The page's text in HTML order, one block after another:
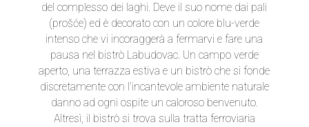
del complesso dei laghi. Deve il suo nome dai pali
(prošće) ed è decorato con un colore blu-verde
intenso che vi incoraggerà a fermarvi e fare una
pausa nel bistrò Labudovac. Un campo verde
aperto, una terrazza estiva e un bistrò che si fonde
discretamente con l'incantevole ambiente naturale
danno ad ogni ospite un caloroso benvenuto.
Altresì, il bistrò si trova sulla tratta ferroviaria